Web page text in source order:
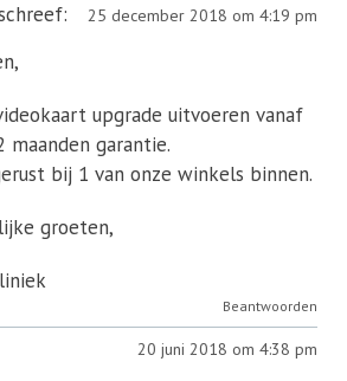
25 december 2018 om 4:19 pm
upgrade uitvoeren vanaf
maanden garantie.
bij 1 van onze winkels binnen.
groeten,
Beantwoorden
20 juni 2018 om 4:38 pm